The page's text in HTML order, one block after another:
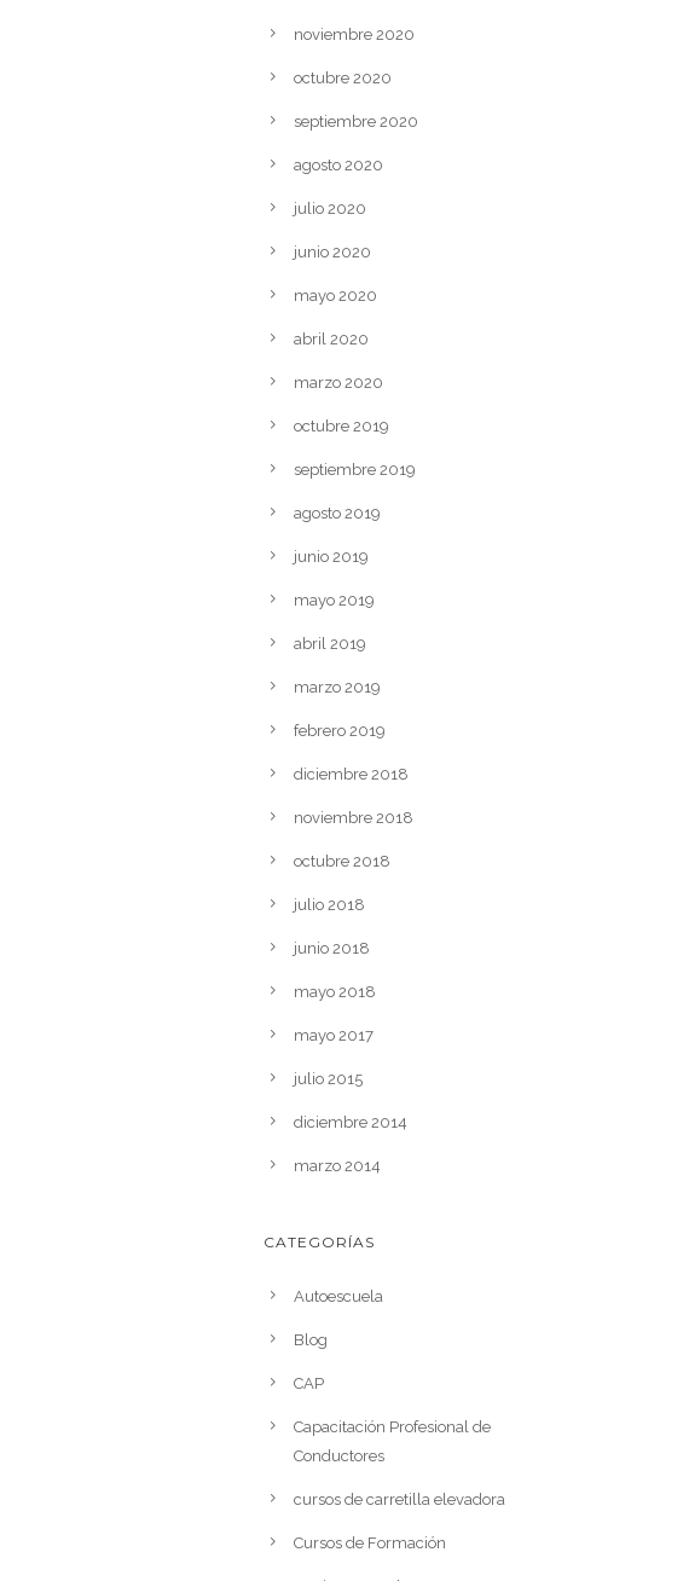
noviembre 2020
octubre 2020
septiembre 2020
agosto 2020
julio 2020
junio 2020
mayo 2020
abril 2020
marzo 2020
octubre 2019
septiembre 2019
agosto 2019
junio 2019
mayo 2019
abril 2019
marzo 2019
febrero 2019
diciembre 2018
noviembre 2018
octubre 2018
julio 2018
junio 2018
mayo 2018
mayo 2017
julio 2015
diciembre 2014
marzo 2014
CATEGORÍAS
Autoescuela
Blog
CAP
Capacitación Profesional de
Conductores
cursos de carretilla elevadora
Cursos de Formación